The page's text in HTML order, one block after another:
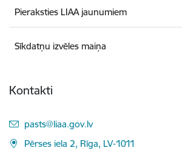
Pieraksties LIAA jaunumiem
Sīkdatņu izvēles maiņa
Kontakti
E-pasts:
pasts@liaa.gov.lv
Pērses iela 2, Rīga, LV-1011